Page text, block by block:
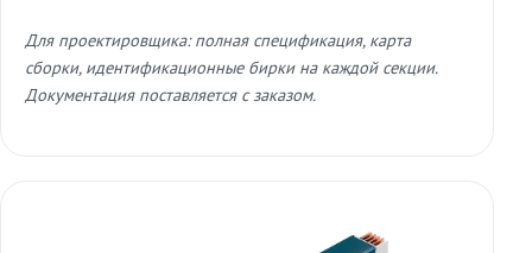
Для проектировщика: полная спецификация, карта
сборки, идентификационные бирки на каждой секции.
Документация поставляется с заказом.